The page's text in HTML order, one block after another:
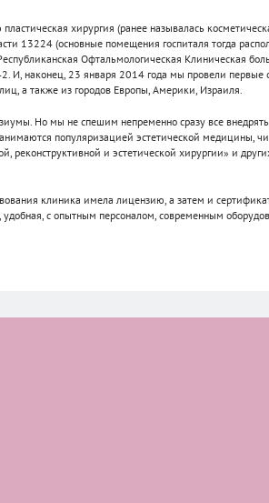
хирургия (ранее называлась
13224 (основные помещения госпиталя тогда
Офтальмологическая Клиническая
И, наконец, 23 января 2014 года мы провели
а также из городов Европы, Америки, Израиля.
Но мы не спешим непременно сразу все
популяризацией эстетической медицины,
реконструктивной и эстетической хирургии» и
клиника имела лицензию, а затем и
удобная, с опытным персоналом, современным